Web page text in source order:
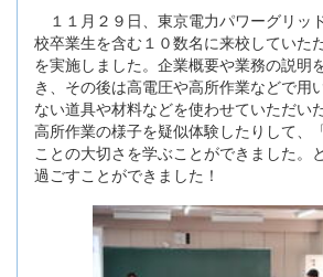
１１月２９日、東京電力パワーグリッ
校卒業生を含む１０数名に来校していた
を実施しました。企業概要や業務の説明
き、その後は高電圧や高所作業などで用
ない道具や材料などを使わせていただい
高所作業の様子を疑似体験したりして、
ことの大切さを学ぶことができました。
過ごすことができました！